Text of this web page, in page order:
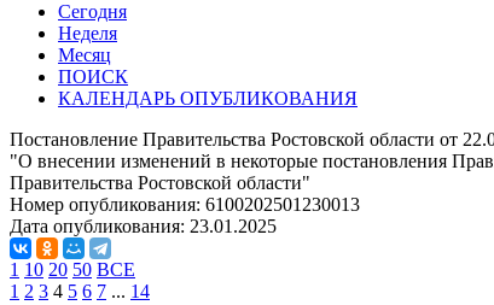
Сегодня
Неделя
Месяц
ПОИСК
КАЛЕНДАРЬ ОПУБЛИКОВАНИЯ
Постановление Правительства Ростовской области от
"О внесении изменений в некоторые постановления
Правительства Ростовской области"
Номер опубликования: 6100202501230013
Дата опубликования: 23.01.2025
1 10 20 50 ВСЕ
1 2 3 4 5 6 7 ... 14